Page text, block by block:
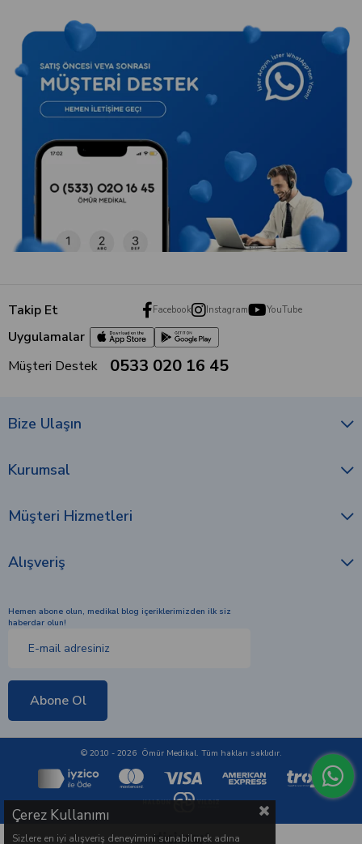
Takip Et Facebook Instagram YouTube
Uygulamalar
Müşteri Destek
0533 020 16 45
Bize Ulaşın
Kurumsal
Müşteri Hizmetleri
Alışveriş
Hemen abone olun, medikal blog içeriklerimizden ilk siz
haberdar olun!
Abone Ol
© 2010 - 2026 Ömür Medikal. Tüm hakları saklıdır.
Çerez Kullanımı
Sizlere en iyi alışveriş deneyimini sunabilmek adına